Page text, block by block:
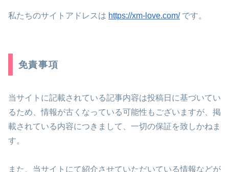
私たちのサイトアドレスは https://xm-love.com/です。
免責事項
当サイトに記載されている記事内容は投稿日に基づいてい
るため、情報が古くなっている可能性もございますが、掲
載されている内容につきまして、一切の保証を致しかねま
す。
また、当サイトにて紹介させていただいている情報などが